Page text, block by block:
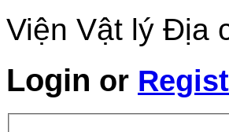
Viện Vật lý Địa
Login or